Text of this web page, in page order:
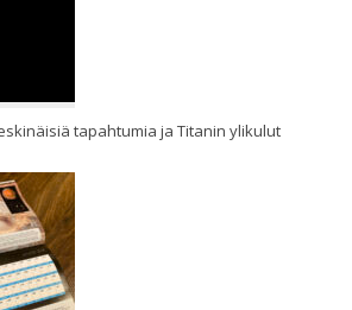
tapahtumia ja Titanin ylikulut